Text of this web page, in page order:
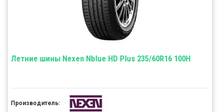
Летние шины Nexen Nblue HD Plus 235/60R16 100H
Производитель: